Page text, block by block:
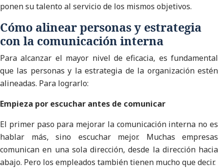
ponen su talento al servicio de los mismos objetivos.
Cómo alinear personas y estrategia
con la comunicación interna
Para alcanzar el mayor nivel de eficacia, es fundamental
que las personas y la estrategia de la organización estén
alineadas. Para lograrlo:
Empieza por escuchar antes de comunicar
El primer paso para mejorar la comunicación interna no es
hablar más, sino escuchar mejor. Muchas empresas
comunican en una sola dirección, desde la dirección hacia
abajo. Pero los empleados también tienen mucho que decir.